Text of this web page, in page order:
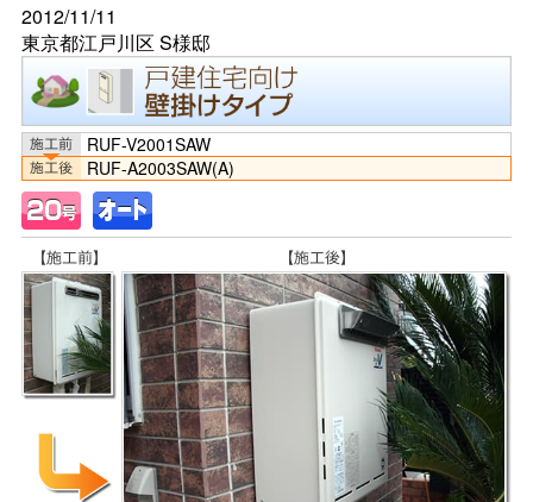
2012/11/11
東京都江戸川区 S様邸
RUF-V2001SAW
RUF-A2003SAW(A)